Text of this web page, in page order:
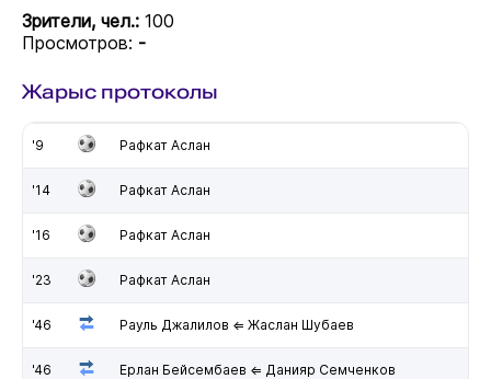
Зрители, чел.: 100
Просмотров: -
Жарыс протоколы
'9 Рафкат Аслан
'14 Рафкат Аслан
'16 Рафкат Аслан
'23 Рафкат Аслан
'46 Рауль Джалилов ⇐ Жаслан Шубаев
'46 Ерлан Бейсембаев ⇐ Данияр Семченков